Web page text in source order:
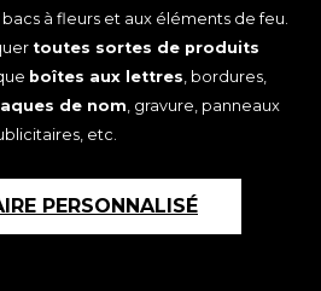
à fleurs et aux éléments de feu.
toutes sortes de produits
boîtes aux lettres , bordures,
de nom , gravure, panneaux
etc.
PERSONNALISÉ